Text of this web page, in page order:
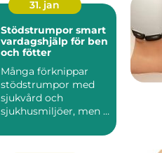
31. jan
Stödstrumpor smart
vardagshjälp för ben
och fötter
Många förknippar
stödstrumpor med
sjukvård och
sjukhusmiljöer, men i
vanliga på...